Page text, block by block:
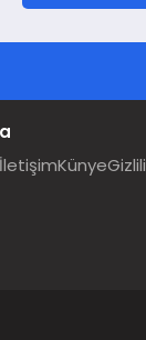
İletişimKünye